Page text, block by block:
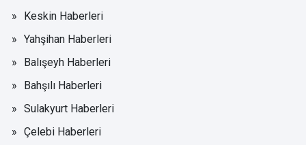
Keskin Haberleri
Yahşihan Haberleri
Balışeyh Haberleri
Bahşılı Haberleri
Sulakyurt Haberleri
Çelebi Haberleri